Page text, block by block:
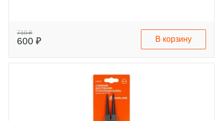
710 ₽
600 ₽ В корзину